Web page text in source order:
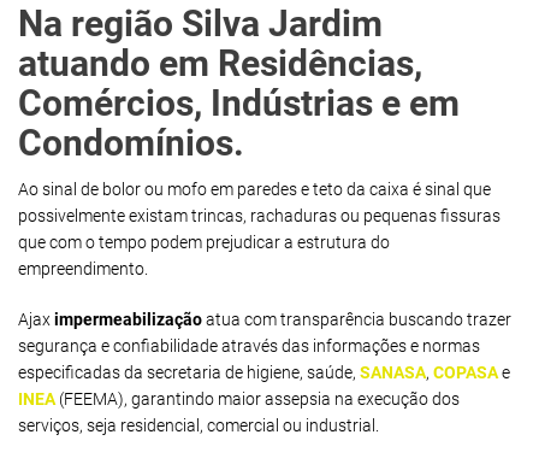
Na região Silva Jardim
atuando em Residências,
Comércios, Indústrias e em
Condomínios.
Ao sinal de bolor ou mofo em paredes e teto da caixa é sinal que
possivelmente existam trincas, rachaduras ou pequenas fissuras
que com o tempo podem prejudicar a estrutura do
empreendimento.
Ajaximpermeabilizaçãoatua com transparência buscando trazer
segurança e confiabilidade através das informações e normas
especificadas da secretaria de higiene, saúde, SANASA, COPASAe
INEA (FEEMA), garantindo maior assepsia na execução dos
serviços, seja residencial, comercial ou industrial.